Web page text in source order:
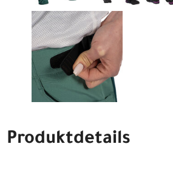
Produktdetails